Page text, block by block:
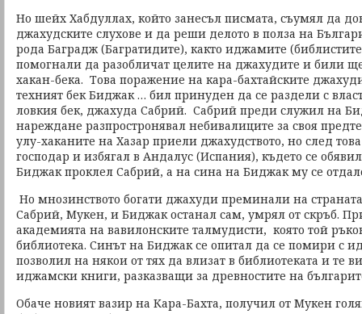
Но шейх Хабдуллах, който занесъл писмата, съумял да
джахудските слухове и да реши делото в полза на
рода Баградж (Багратидите), както иджамите
помогнали да разобличат целите на джахудите и били
хакан-бека. Това поражение на кара-бахтайските
техният бек Биджак … бил принуден да се раздели с
ловкия бек, джахуда Сабрий. Сабрий преди служил на
нареждане разпростронявал небивалиците за своя
улу-хаканите на Хазар приели джахудството, но след това
господар и избягал в Андалус (Испания), където се
Биджак проклел Сабрий, а на сина на Биджак му се
Но мнозинството богати джахуди преминали на
Сабрий, Мукен, и Биджак останал сам, умрял от скръб.
академията на вавилонските талмудисти, която той
библиотека. Синът на Биджак се опитал да се помири с
позволил на някои от тях да влизат в библиотеката и те
иджамски книги, разказващи за древностите на
Обаче новият вазир на Кара-Бахта, получил от Мукен